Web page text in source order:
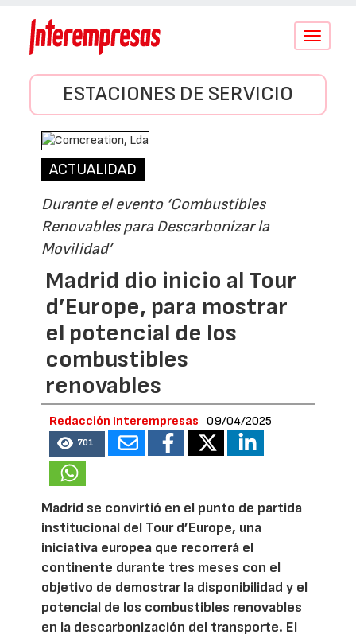
Conmutar
ESTACIONES DE SERVICIO
ACTUALIDAD
Durante el evento ‘Combustibles
Renovables para Descarbonizar la
Movilidad’
Madrid dio inicio al Tour
d’Europe, para mostrar
el potencial de los
combustibles
renovables
Redacción Interempresas 09/04/2025
701
Madrid se convirtió en el punto de partida
institucional del Tour d’Europe, una
iniciativa europea que recorrerá el
continente durante tres meses con el
objetivo de demostrar la disponibilidad y el
potencial de los combustibles renovables
en la descarbonización del transporte. El